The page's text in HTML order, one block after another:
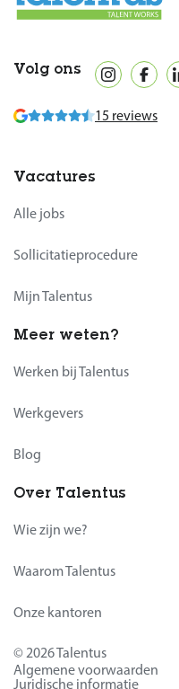
Volg ons
15 reviews
Vacatures
Alle jobs
Sollicitatieprocedure
Mijn Talentus
Meer weten?
Werken bij Talentus
Werkgevers
Blog
Over Talentus
Wie zijn we?
Waarom Talentus
Onze kantoren
© 2026 Talentus
Algemene voorwaarden
Juridische informatie